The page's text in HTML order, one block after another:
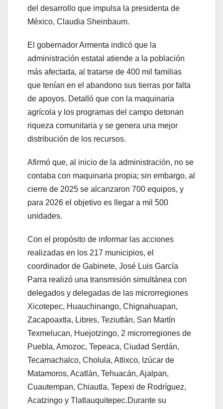
del desarrollo que impulsa la presidenta de
México, Claudia Sheinbaum.
El gobernador Armenta indicó que la
administración estatal atiende a la población
más afectada, al tratarse de 400 mil familias
que tenían en el abandono sus tierras por falta
de apoyos. Detalló que con la maquinaria
agrícola y los programas del campo detonan
riqueza comunitaria y se genera una mejor
distribución de los recursos.
Afirmó que, al inicio de la administración, no se
contaba con maquinaria propia; sin embargo, al
cierre de 2025 se alcanzaron 700 equipos, y
para 2026 el objetivo es llegar a mil 500
unidades.
Con el propósito de informar las acciones
realizadas en los 217 municipios, el
coordinador de Gabinete, José Luis García
Parra realizó una transmisión simultánea con
delegados y delegadas de las microrregiones
Xicotepec, Huauchinango, Chignahuapan,
Zacapoaxtla, Libres, Teziutlán, San Martín
Texmelucan, Huejotzingo, 2 microrregiones de
Puebla, Amozoc, Tepeaca, Ciudad Serdán,
Tecamachalco, Cholula, Atlixco, Izúcar de
Matamoros, Acatlán, Tehuacán, Ajalpan,
Cuautempan, Chiautla, Tepexi de Rodríguez,
Acatzingo y Tlatlauquitepec.Durante su